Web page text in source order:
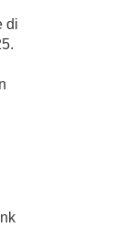
di